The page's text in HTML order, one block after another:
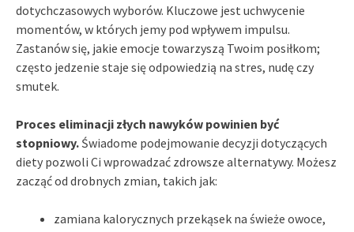
dotychczasowych wyborów. Kluczowe jest uchwycenie
momentów, w których jemy pod wpływem impulsu.
Zastanów się, jakie emocje towarzyszą Twoim posiłkom;
często jedzenie staje się odpowiedzią na stres, nudę czy
smutek.
Proces eliminacji złych nawyków powinien być
stopniowy. Świadome podejmowanie decyzji dotyczących
diety pozwoli Ci wprowadzać zdrowsze alternatywy. Możesz
zacząć od drobnych zmian, takich jak:
zamiana kalorycznych przekąsek na świeże owoce,